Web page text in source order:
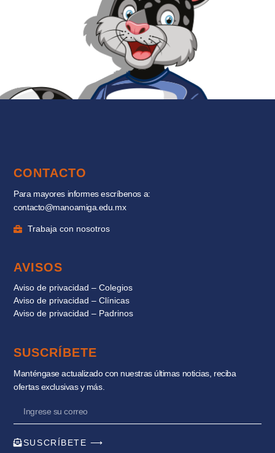
CONTACTO
Para mayores informes escríbenos a:
contacto@manoamiga.edu.mx
Trabaja con nosotros
AVISOS
Aviso de privacidad – Colegios
Aviso de privacidad – Clínicas
Aviso de privacidad – Padrinos
SUSCRÍBETE
Manténgase actualizado con nuestras últimas noticias, reciba
ofertas exclusivas y más.
SUSCRÍBETE ⟶